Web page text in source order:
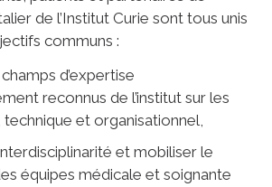
de l’Institut Curie sont tous unis
communs :
d’expertise
reconnus de l’institut sur les
technique et organisationnel,
et mobiliser le
équipes médicale et soignante